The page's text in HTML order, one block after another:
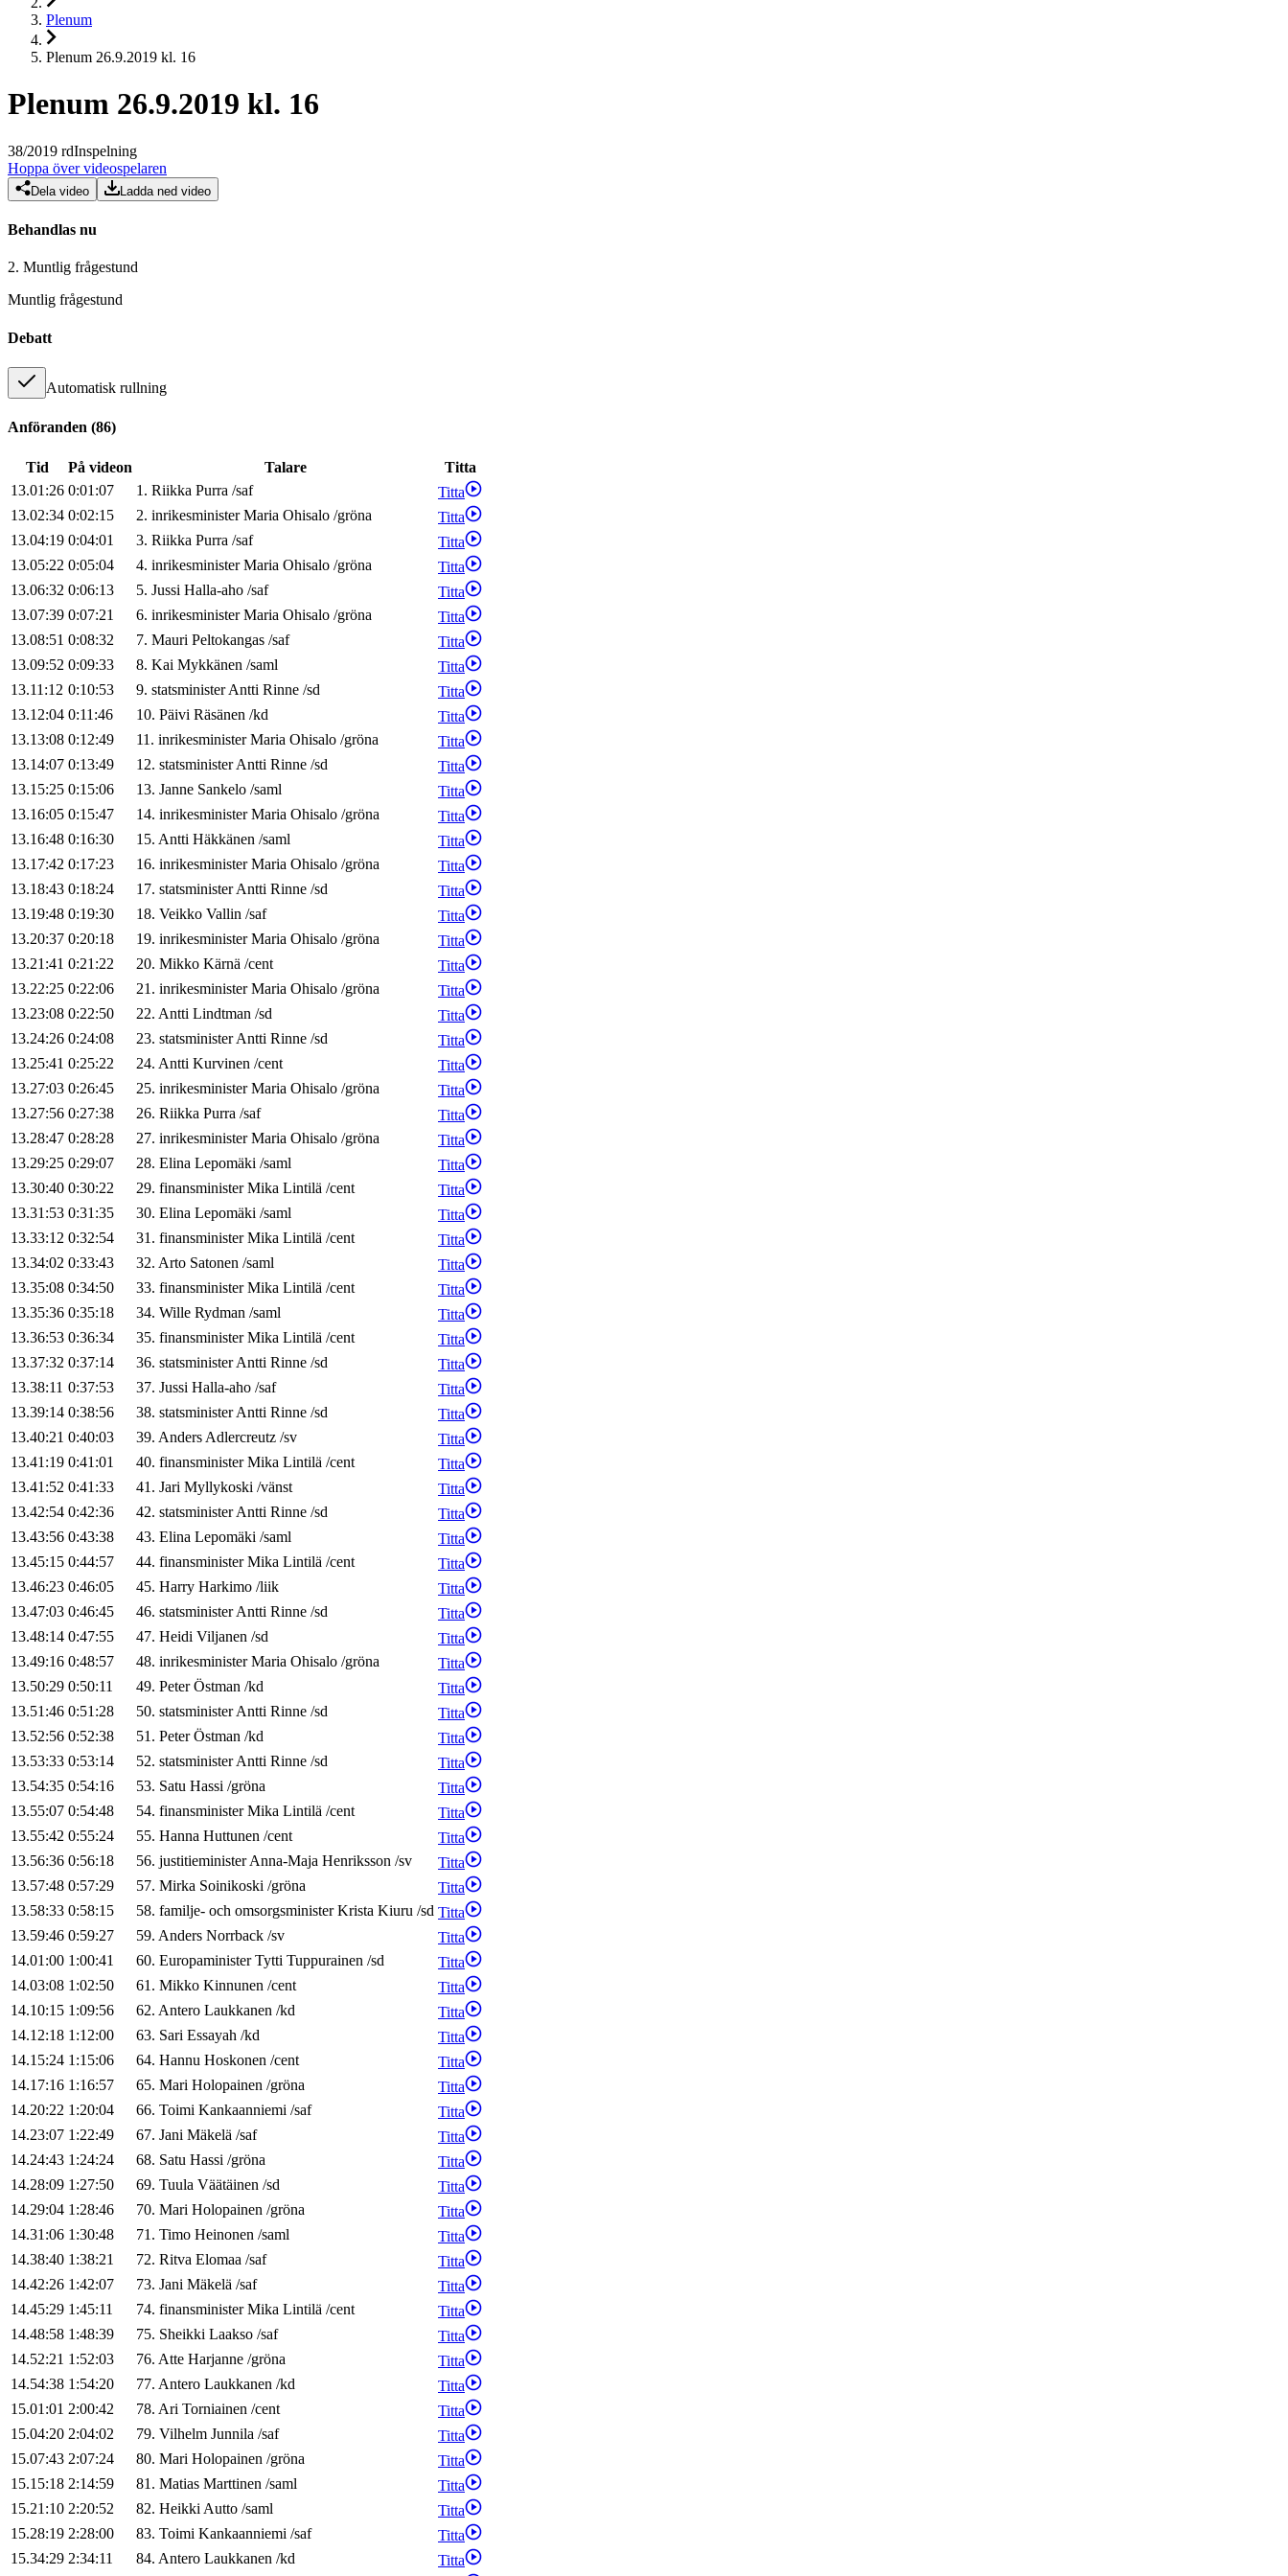
Plenum
Plenum 26.9.2019 kl. 16
Plenum 26.9.2019 kl. 16
38/2019 rdInspelning
Hoppa över videospelaren
Dela video Ladda ned video
Behandlas nu
2. Muntlig frågestund
Muntlig frågestund
Debatt
Automatisk rullning
Anföranden (86)
Tid På videon Talare
Titta
13.01:26 0:01:07 1. Riikka Purra /saf
Titta
13.02:34 0:02:15 2. inrikesminister Maria Ohisalo /gröna
Titta
13.04:19 0:04:01 3. Riikka Purra /saf
Titta
13.05:22 0:05:04 4. inrikesminister Maria Ohisalo /gröna
Titta
13.06:32 0:06:13 5. Jussi Halla-aho /saf
Titta
13.07:39 0:07:21 6. inrikesminister Maria Ohisalo /gröna
Titta
13.08:51 0:08:32 7. Mauri Peltokangas /saf
Titta
13.09:52 0:09:33 8. Kai Mykkänen /saml
Titta
13.11:12 0:10:53 9. statsministerAntti Rinne /sd
Titta
13.12:04 0:11:46 10. Päivi Räsänen /kd
Titta
13.13:08 0:12:49 11. inrikesminister Maria Ohisalo /gröna
Titta
13.14:07 0:13:49 12. statsministerAntti Rinne /sd
Titta
13.15:25 0:15:06 13. Janne Sankelo /saml
Titta
13.16:05 0:15:47 14. inrikesminister Maria Ohisalo /gröna
Titta
13.16:48 0:16:30 15. Antti Häkkänen /saml
Titta
13.17:42 0:17:23 16. inrikesminister Maria Ohisalo /gröna
Titta
13.18:43 0:18:24 17. statsministerAntti Rinne /sd
Titta
13.19:48 0:19:30 18. Veikko Vallin /saf
Titta
13.20:37 0:20:18 19. inrikesminister Maria Ohisalo /gröna
Titta
13.21:41 0:21:22 20. Mikko Kärnä /cent
Titta
13.22:25 0:22:06 21. inrikesminister Maria Ohisalo /gröna
Titta
13.23:08 0:22:50 22. Antti Lindtman /sd
Titta
13.24:26 0:24:08 23. statsministerAntti Rinne /sd
Titta
13.25:41 0:25:22 24. Antti Kurvinen /cent
Titta
13.27:03 0:26:45 25. inrikesminister Maria Ohisalo /gröna
Titta
13.27:56 0:27:38 26. Riikka Purra /saf
Titta
13.28:47 0:28:28 27. inrikesminister Maria Ohisalo /gröna
Titta
13.29:25 0:29:07 28. Elina Lepomäki /saml
Titta
13.30:40 0:30:22 29. finansminister Mika Lintilä /cent
Titta
13.31:53 0:31:35 30. Elina Lepomäki /saml
Titta
13.33:12 0:32:54 31. finansminister Mika Lintilä /cent
Titta
13.34:02 0:33:43 32. Arto Satonen /saml
Titta
13.35:08 0:34:50 33. finansminister Mika Lintilä /cent
Titta
13.35:36 0:35:18 34. Wille Rydman /saml
Titta
13.36:53 0:36:34 35. finansminister Mika Lintilä /cent
Titta
13.37:32 0:37:14 36. statsministerAntti Rinne /sd
Titta
13.38:11 0:37:53 37. Jussi Halla-aho /saf
Titta
13.39:14 0:38:56 38. statsministerAntti Rinne /sd
Titta
13.40:21 0:40:03 39. AndersAdlercreutz /sv
Titta
13.41:19 0:41:01 40. finansminister Mika Lintilä /cent
Titta
13.41:52 0:41:33 41. Jari Myllykoski /vänst
Titta
13.42:54 0:42:36 42. statsministerAntti Rinne /sd
Titta
13.43:56 0:43:38 43. Elina Lepomäki /saml
Titta
13.45:15 0:44:57 44. finansminister Mika Lintilä /cent
Titta
13.46:23 0:46:05 45. Harry Harkimo /liik
Titta
13.47:03 0:46:45 46. statsministerAntti Rinne /sd
Titta
13.48:14 0:47:55 47. Heidi Viljanen /sd
Titta
13.49:16 0:48:57 48. inrikesminister Maria Ohisalo /gröna
Titta
13.50:29 0:50:11 49. Peter Östman /kd
Titta
13.51:46 0:51:28 50. statsministerAntti Rinne /sd
Titta
13.52:56 0:52:38 51. Peter Östman /kd
Titta
13.53:33 0:53:14 52. statsministerAntti Rinne /sd
Titta
13.54:35 0:54:16 53. Satu Hassi /gröna
Titta
13.55:07 0:54:48 54. finansminister Mika Lintilä /cent
Titta
13.55:42 0:55:24 55. Hanna Huttunen /cent
Titta
13.56:36 0:56:18 56. justitieministerAnna-Maja Henriksson /sv
Titta
13.57:48 0:57:29 57. Mirka Soinikoski /gröna
Titta
13.58:33 0:58:15 58. familje- och omsorgsminister Krista Kiuru /sd Titta
13.59:46 0:59:27 59. Anders Norrback /sv
Titta
14.01:00 1:00:41 60. Europaminister Tytti Tuppurainen /sd
Titta
14.03:08 1:02:50 61. Mikko Kinnunen /cent
Titta
14.10:15 1:09:56 62. Antero Laukkanen /kd
Titta
14.12:18 1:12:00 63. Sari Essayah /kd
Titta
14.15:24 1:15:06 64. Hannu Hoskonen /cent
Titta
14.17:16 1:16:57 65. Mari Holopainen /gröna
Titta
14.20:22 1:20:04 66. Toimi Kankaanniemi /saf
Titta
14.23:07 1:22:49 67. Jani Mäkelä /saf
Titta
14.24:43 1:24:24 68. Satu Hassi /gröna
Titta
14.28:09 1:27:50 69. Tuula Väätäinen /sd
Titta
14.29:04 1:28:46 70. Mari Holopainen /gröna
Titta
14.31:06 1:30:48 71. Timo Heinonen /saml
Titta
14.38:40 1:38:21 72. Ritva Elomaa /saf
Titta
14.42:26 1:42:07 73. Jani Mäkelä /saf
Titta
14.45:29 1:45:11 74. finansminister Mika Lintilä /cent
Titta
14.48:58 1:48:39 75. Sheikki Laakso /saf
Titta
14.52:21 1:52:03 76. Atte Harjanne /gröna
Titta
14.54:38 1:54:20 77. Antero Laukkanen /kd
Titta
15.01:01 2:00:42 78. Ari Torniainen /cent
Titta
15.04:20 2:04:02 79. Vilhelm Junnila /saf
Titta
15.07:43 2:07:24 80. Mari Holopainen /gröna
Titta
15.15:18 2:14:59 81. Matias Marttinen /saml
Titta
15.21:10 2:20:52 82. HeikkiAutto /saml
Titta
15.28:19 2:28:00 83. Toimi Kankaanniemi /saf
Titta
15.34:29 2:34:11 84. Antero Laukkanen /kd
Titta